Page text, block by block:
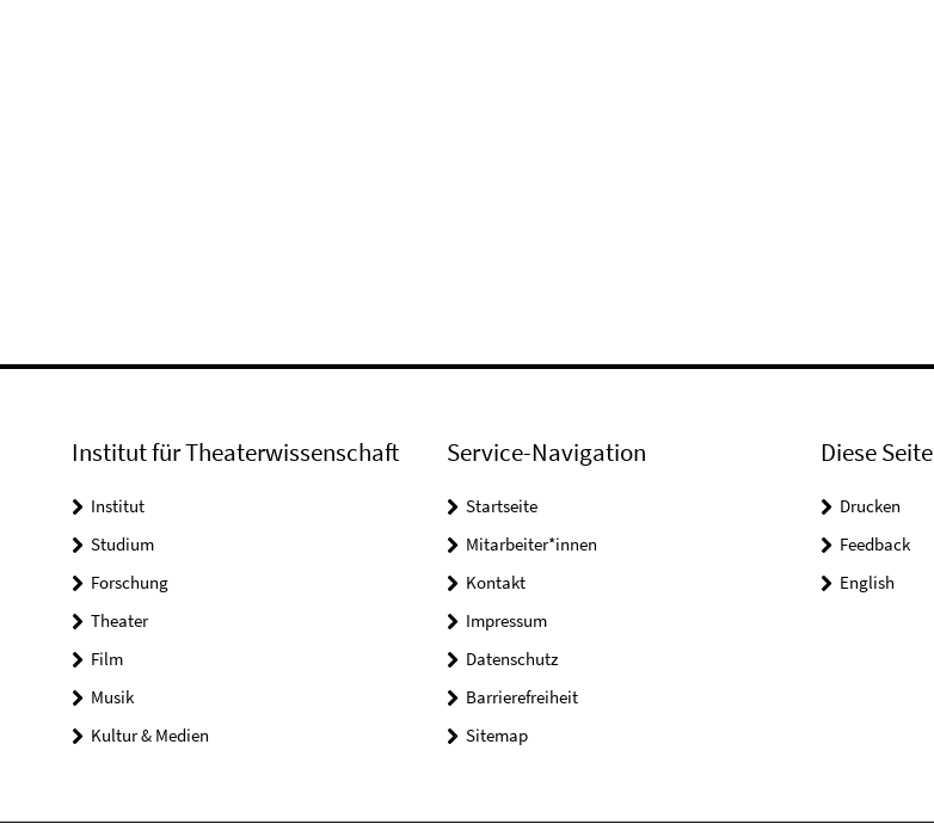
Institut für Theaterwissenschaft
Institut
Studium
Forschung
Theater
Film
Musik
Kultur & Medien
Service-Navigation
Startseite
Mitarbeiter*innen
Kontakt
Impressum
Datenschutz
Barrierefreiheit
Sitemap
Diese Seite
Drucken
Feedback
English